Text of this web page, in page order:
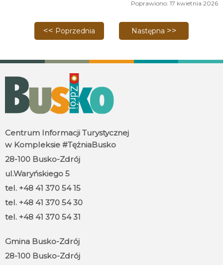
Poprawiono: 17 kwietnia 2026
Poprzednia strona: Dni Otwarte dla Turystyki 2026
Poprzednia Następna strona:
Następna
Centrum Informacji Turystycznej
w Kompleksie #TężniaBusko
28-100 Busko-Zdrój
ul.Waryńskiego 5
tel. +48 41 370 54 15
tel. +48 41 370 54 30
tel. +48 41 370 54 31
Gmina Busko-Zdrój
28-100 Busko-Zdrój